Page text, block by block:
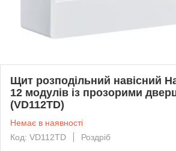
Щит розподільний навісний
12 модулів із прозорими
(VD112TD)
Немає в наявності
Код: VD112TD
Роздріб